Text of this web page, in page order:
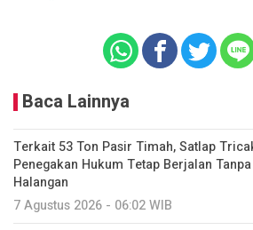
Baca Lainnya
Terkait 53 Ton Pasir Timah, Satlap
Penegakan Hukum Tetap Berjalan Tanpa
Halangan
7 Agustus 2026 - 06:02 WIB